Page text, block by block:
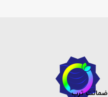
ضمانت ترب